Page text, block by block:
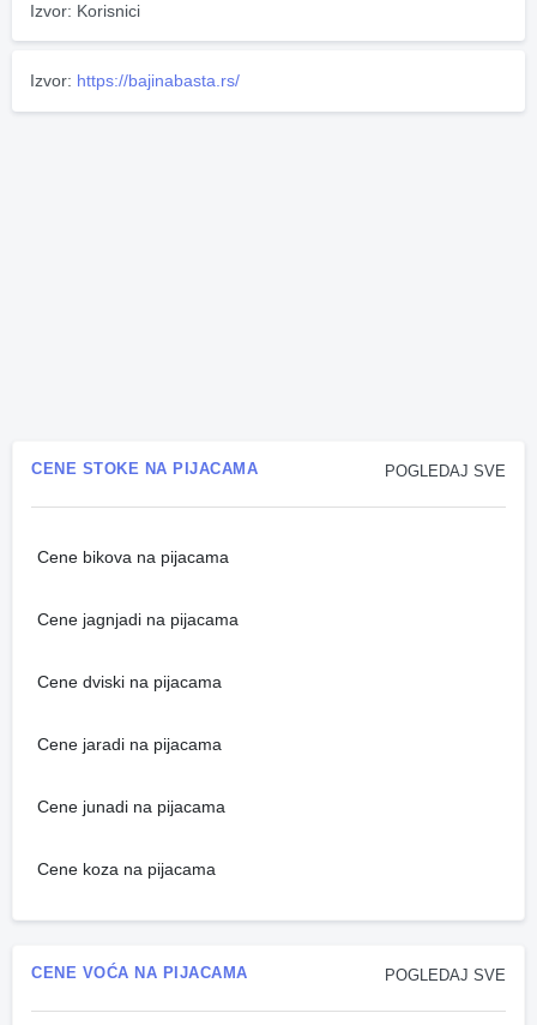
Izvor: Korisnici
Izvor: https://bajinabasta.rs/
POGLEDAJ SVE
CENE STOKE NA PIJACAMA
Cene bikova na pijacama
Cene jagnjadi na pijacama
Cene dviski na pijacama
Cene jaradi na pijacama
Cene junadi na pijacama
Cene koza na pijacama
POGLEDAJ SVE
CENE VOĆA NA PIJACAMA